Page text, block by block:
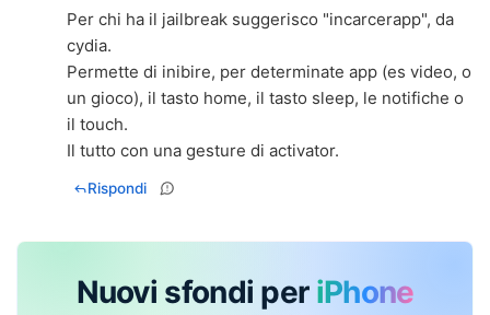
Per chi ha il jailbreak suggerisco "incarcerapp", da
cydia.
Permette di inibire, per determinate app (es video, o
un gioco), il tasto home, il tasto sleep, le notifiche o
il touch.
Rispondi
Nuovi sfondi per iPhone